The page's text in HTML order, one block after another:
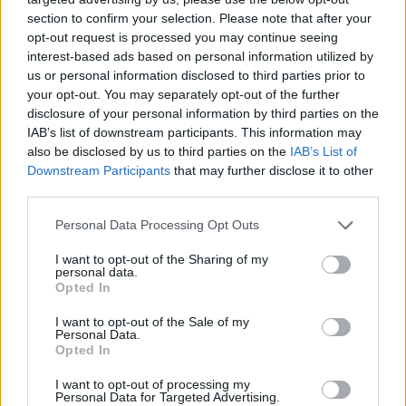
section to confirm your selection. Please note that after your
opt-out request is processed you may continue seeing
interest-based ads based on personal information utilized by
us or personal information disclosed to third parties prior to
your opt-out. You may separately opt-out of the further
disclosure of your personal information by third parties on the
IAB’s list of downstream participants. This information may
also be disclosed by us to third parties on the IAB’s List of
Downstream Participants that may further disclose it to other
Personal Data Processing Opt Outs
I want to opt-out of the Sharing of my
personal data.
Opted In
I want to opt-out of the Sale of my
Personal Data.
Opted In
I want to opt-out of processing my
Personal Data for Targeted Advertising.
Dyankov i Yanko "blocker" Panov – ten pierwszy z
organizacją związał się jeszcze w grudniu 2017, drugi
zaś pół roku później. Wraz z nią udało im się zresztą
sięgnąć po triumf podczas światowych finałów World
Electronic Sports Games 2018, a także dostać się na
DreamHack Masters Dallas 2019. Niemniej niedawny
brak awansu na europejskiego Minora był dla włodarzy
ekipy sporym rozczarowaniem, dlatego też
zdecydowano się na zmiany. Na ten moment v1c7oR i
blocker nadal pozostają pracownikami formacji i pełnić
będą funkcję streamerów, ale jednocześnie
nich zostaną rozpatrzone.
się jasne, że brakuje nam stabilizacji i kreatywności, by
wejść na poziom pierwszego tieru
teraz chcemy zrobić krok naprzód i zamierzamy